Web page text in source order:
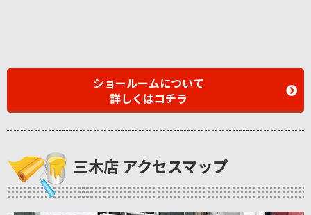
ショールームについて
詳しくはコチラ
三木店 アクセスマップ